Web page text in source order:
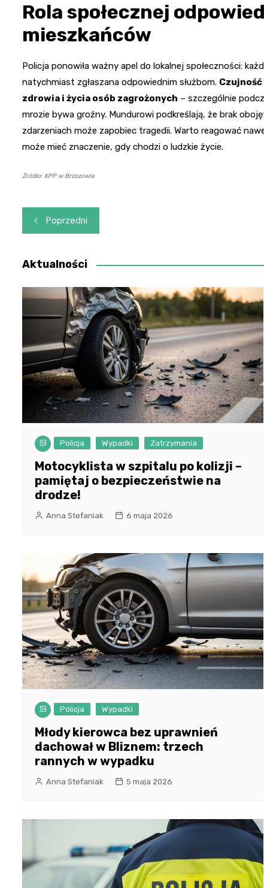
Rola społecznej
mieszkańców
Policja ponowiła ważny apel do lokalnej społeczności:
natychmiast zgłaszana odpowiednim służbom.
zdrowia i życia osób zagrożonych – szczególnie
mrozie bywa groźny. Mundurowi podkreślają, że brak
zdarzeniach może zapobiec tragedii. Warto reagować
może mieć znaczenie, gdy chodzi o ludzkie życie.
Źródło: KPP w Brzozowie
Nawigacja
wpisu
Poprzedni
Aktualności
Policja Wypadki Zatrzymania
Motocyklista w szpitalu po kolizji –
pamiętaj o bezpieczeństwie na
drodze!
Anna Stefaniak 6 maja 2026
Policja Wypadki
Młody kierowca bez uprawnień
dachował w Bliznem: trzech
rannych w wypadku
Anna Stefaniak 5 maja 2026